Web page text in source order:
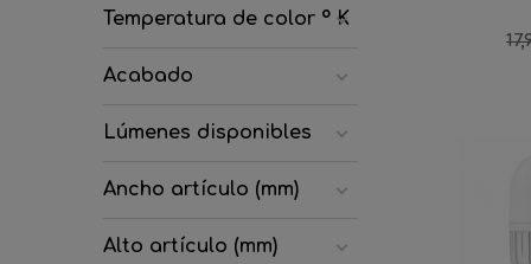
Temperatura de color º K
Acabado
Lúmenes disponibles
Ancho artículo (mm)
Alto artículo (mm)